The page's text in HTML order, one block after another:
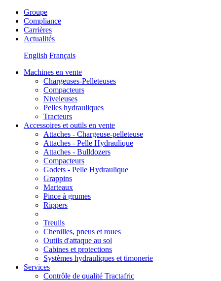
Groupe
Compliance
Carrières
Actualités
English Français
Machines en vente
Chargeuses-Pelleteuses
Compacteurs
Niveleuses
Pelles hydrauliques
Tracteurs
Accessoires et outils en vente
Attaches - Chargeuse-pelleteuse
Attaches - Pelle Hydraulique
Attaches - Bulldozers
Compacteurs
Godets - Pelle Hydraulique
Grappins
Marteaux
Pince à grumes
Rippers
Treuils
Chenilles, pneus et roues
Outils d'attaque au sol
Cabines et protections
Systèmes hydrauliques et timonerie
Services
Contrôle de qualité Tractafric